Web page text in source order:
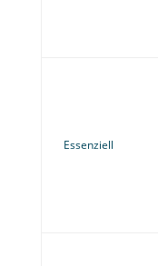
Essenziell